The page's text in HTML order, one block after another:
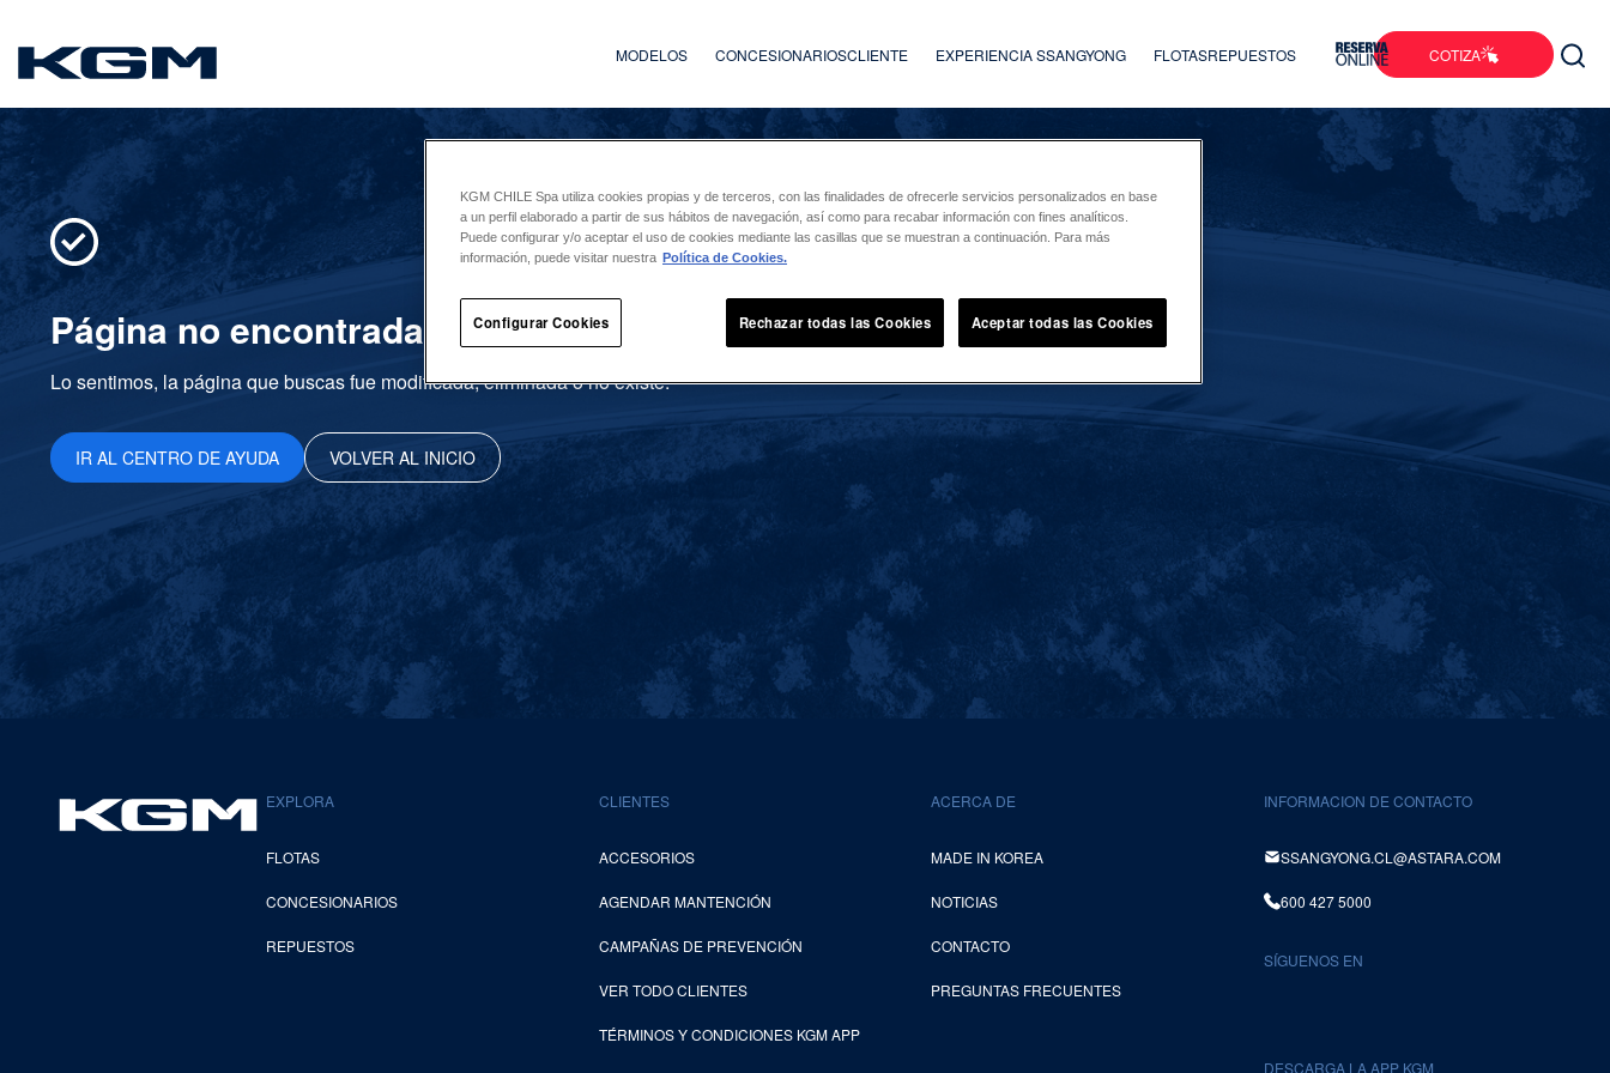
SsangYong MODELOS CONCESIONARIOSCLIENTE EXPERIENCIA SSANGYONG FLOTASREPUESTOS COTIZA
Página no encontrada
Lo sentimos, la página que buscas fue modificada, eliminada o no existe.
IR AL CENTRO DE AYUDA VOLVER AL INICIO
EXPLORA
FLOTAS
CONCESIONARIOS
REPUESTOS
CLIENTES
ACCESORIOS
AGENDAR MANTENCIÓN
CAMPAÑAS DE PREVENCIÓN
VER TODO CLIENTES
TÉRMINOS Y CONDICIONES KGM APP
ACERCA DE
MADE IN KOREA
NOTICIAS
CONTACTO
PREGUNTAS FRECUENTES
INFORMACION DE CONTACTO
SSANGYONG.CL@ASTARA.COM
600 427 5000
SÍGUENOS EN
DESCARGA LA APP KGM
KGM CHILE Spa utiliza cookies propias y de terceros, con las finalidades de ofrecerle servicios personalizados en base
a un perfil elaborado a partir de sus hábitos de navegación, así como para recabar información con fines analíticos.
Puede configurar y/o aceptar el uso de cookies mediante las casillas que se muestran a continuación. Para más
información, puede visitar nuestra Política de Cookies.
Configurar Cookies Rechazar todas las Cookies Aceptar todas las Cookies